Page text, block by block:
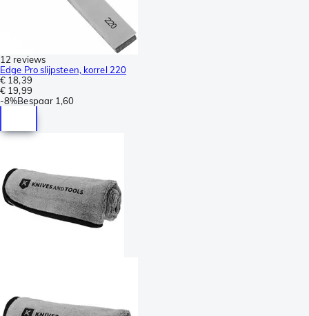
12 reviews
Edge Pro slijpsteen, korrel 220
€ 18,39
€ 19,99
-8%Bespaar 1,60